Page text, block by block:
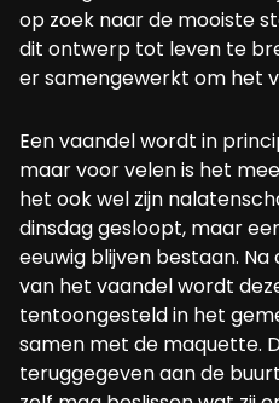
op zoek naar de mooiste
dit ontwerp tot leven te
er samengewerkt om het
Een vaandel wordt in
maar voor velen is het
het ook wel zijn
dinsdag gesloopt, maar
eeuwig blijven bestaan.
van het vaandel wordt
tentoongesteld in het
samen met de maquette.
teruggegeven aan de